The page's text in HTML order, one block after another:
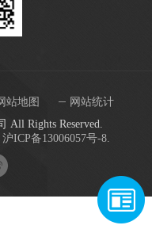
站地图
网站统计
All Rights Reserved.
沪ICP备13006057号-8.